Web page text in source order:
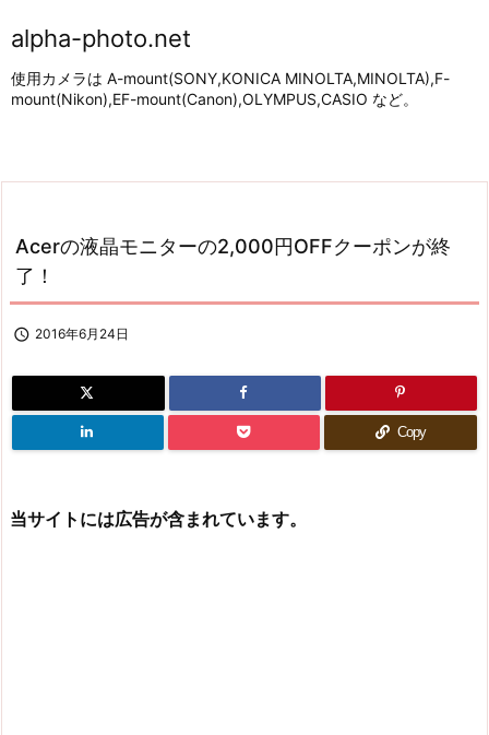
alpha-photo.net
使用カメラは A-mount(SONY,KONICA MINOLTA,MINOLTA),F-
mount(Nikon),EF-mount(Canon),OLYMPUS,CASIO など。
Acerの液晶モニターの2,000円OFFクーポンが終
了！
 2016年6月24日
Copy
当サイトには広告が含まれています。